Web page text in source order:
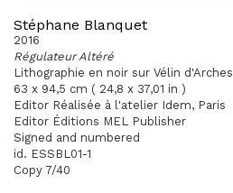
Stéphane Blanquet
2016
Régulateur Altéré
Lithographie en noir sur Vélin d'Arches
63 x 94,5 cm ( 24,8 x 37,01 in )
Editor Réalisée à l'atelier Idem, Paris
Editor Éditions MEL Publisher
Signed and numbered
id. ESSBL01-1
Copy 7/40